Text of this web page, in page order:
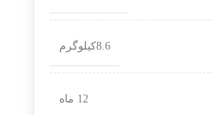
8.6کیلوگرم
12 ماه